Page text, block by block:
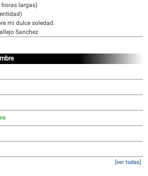
largas)
mi dulce soledad.
Sanchez
[ver todas]